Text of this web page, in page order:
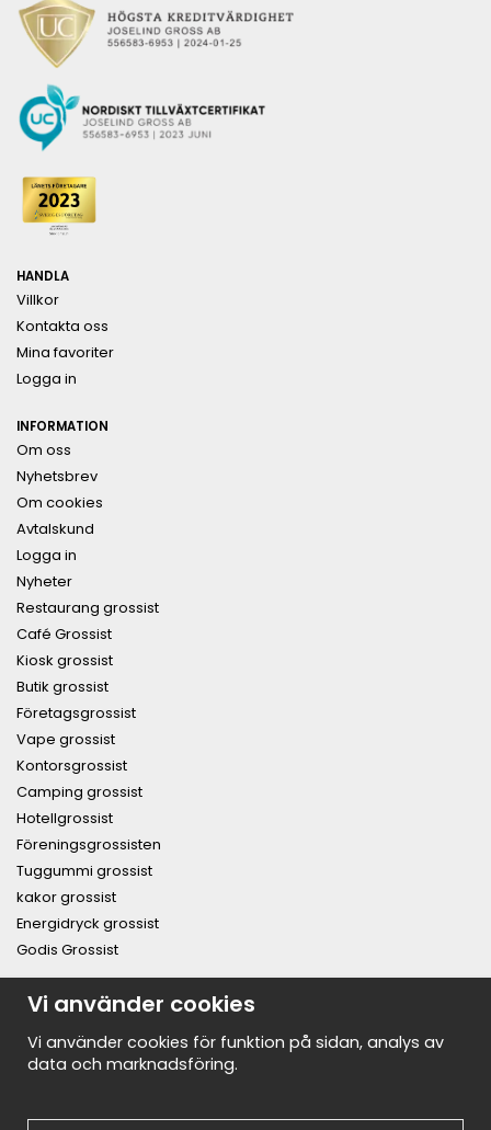
HANDLA
Villkor
Kontakta oss
Mina favoriter
Logga in
INFORMATION
Om oss
Nyhetsbrev
Om cookies
Avtalskund
Logga in
Nyheter
Restaurang grossist
Café Grossist
Kiosk grossist
Butik grossist
Företagsgrossist
Vape grossist
Kontorsgrossist
Camping grossist
Hotellgrossist
Föreningsgrossisten
Tuggummi grossist
kakor grossist
Energidryck grossist
Godis Grossist
PRENUMERERA PÅ NYHETSBREVET FÖR VÅRA BÄSTA
ERBJUDANDEN OCH NYHETER!
E-
postadress
Vi använder cookies
Vi använder cookies för funktion på sidan, analys av
data och marknadsföring.